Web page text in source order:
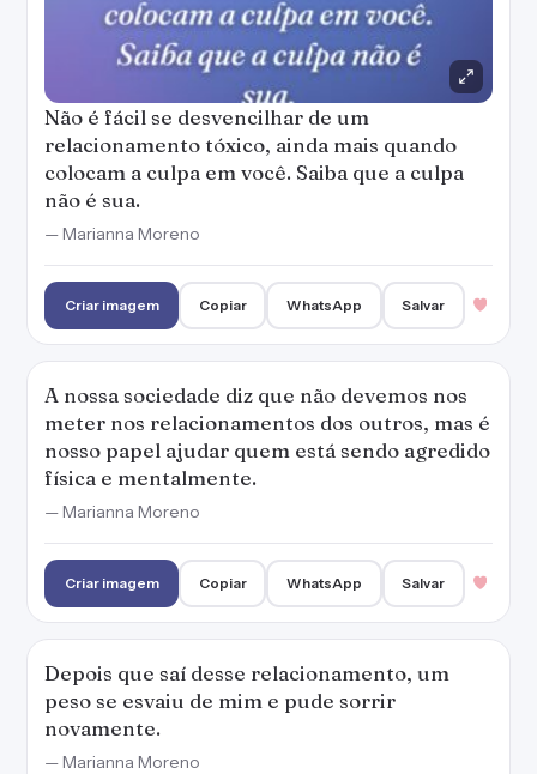
Não é fácil se desvencilhar de um
relacionamento tóxico, ainda mais quando
colocam a culpa em você. Saiba que a culpa
não é sua.
— Marianna Moreno
Criar imagem Copiar WhatsApp Salvar
A nossa sociedade diz que não devemos nos
meter nos relacionamentos dos outros, mas é
nosso papel ajudar quem está sendo agredido
física e mentalmente.
— Marianna Moreno
Criar imagem Copiar WhatsApp Salvar
Depois que saí desse relacionamento, um
peso se esvaiu de mim e pude sorrir
novamente.
— Marianna Moreno